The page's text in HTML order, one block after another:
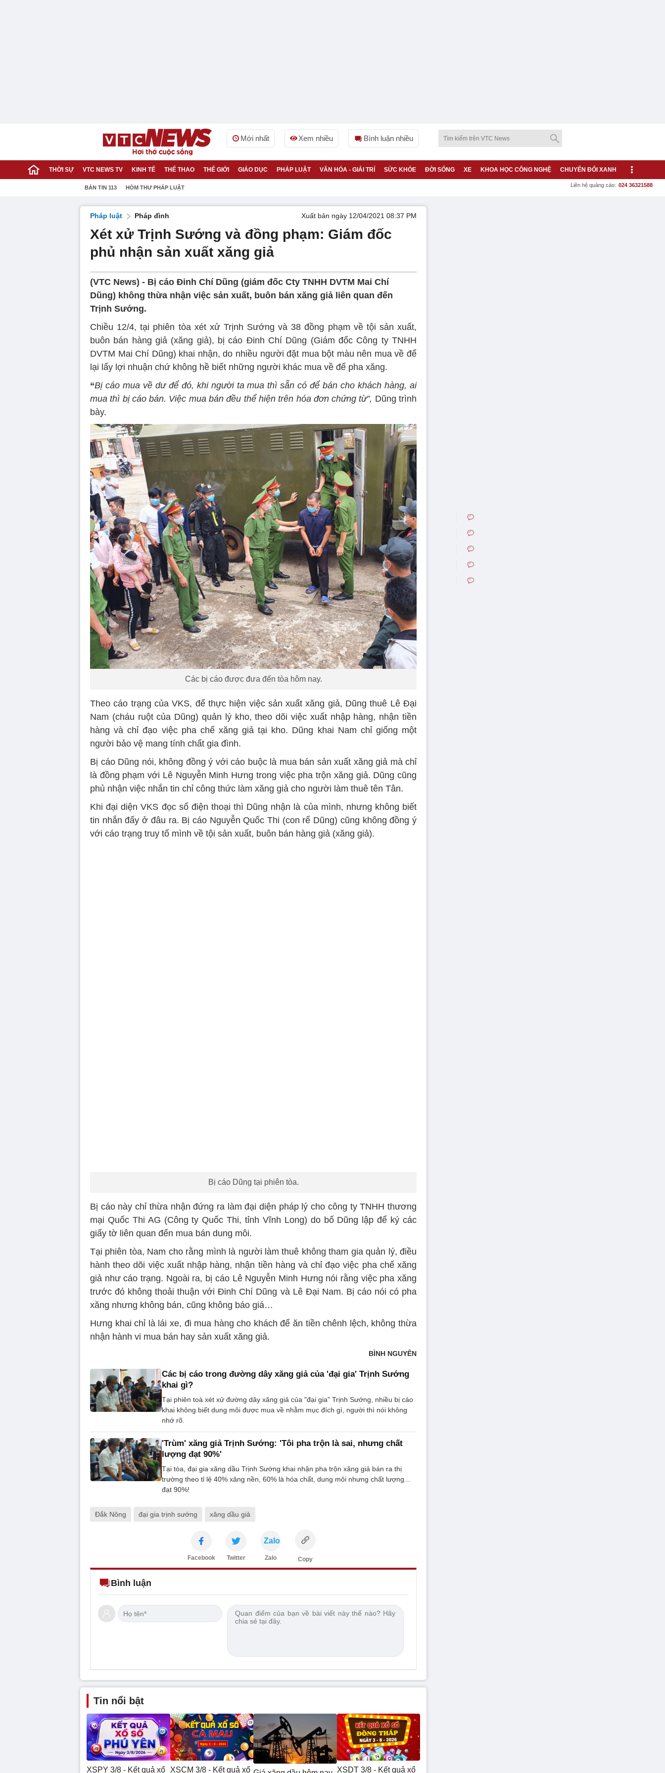
Mới nhất Xem nhiều Bình luận nhiều
THỜI SỰ VTC NEWS TV KINH TẾ THỂ THAO THẾ GIỚI GIÁO DỤC PHÁP LUẬT VĂN HÓA - GIẢI TRÍ SỨC KHỎE ĐỜI SỐNG XE KHOA HỌC CÔNG NGHỆ CHUYỂN ĐỔI XANH
BẢN TIN 113 HÒM THƯ PHÁP LUẬT Liên hệ quảng cáo: 024 36321588
Pháp luật Pháp đình Xuất bản ngày 12/04/2021 08:37 PM
Xét xử Trịnh Sướng và đồng phạm: Giám đốc
phủ nhận sản xuất xăng giả
(VTC News) - Bị cáo Đinh Chí Dũng (giám đốc Cty TNHH DVTM Mai Chí
Dũng) không thừa nhận việc sản xuất, buôn bán xăng giả liên quan đến
Trịnh Sướng.
Chiều 12/4, tại phiên tòa xét xử Trịnh Sướng và 38 đồng phạm về tội sản xuất,
buôn bán hàng giả (xăng giả), bị cáo Đinh Chí Dũng (Giám đốc Công ty TNHH
DVTM Mai Chí Dũng) khai nhận, do nhiều người đặt mua bột màu nên mua về để
lại lấy lợi nhuận chứ không hề biết những người khác mua về để pha xăng.
“Bị cáo mua về dư để đó, khi người ta mua thì sẵn có để bán cho khách hàng, ai
mua thì bị cáo bán. Việc mua bán đều thể hiện trên hóa đơn chứng từ”, Dũng trình
bày.
Các bị cáo được đưa đến tòa hôm nay.
Theo cáo trạng của VKS, để thực hiện việc sản xuất xăng giả, Dũng thuê Lê Đại
Nam (cháu ruột của Dũng) quản lý kho, theo dõi việc xuất nhập hàng, nhận tiền
hàng và chỉ đạo việc pha chế xăng giả tại kho. Dũng khai Nam chỉ giống một
người bảo vệ mang tính chất gia đình.
Bị cáo Dũng nói, không đồng ý với cáo buộc là mua bán sản xuất xăng giả mà chỉ
là đồng phạm với Lê Nguyễn Minh Hưng trong việc pha trộn xăng giả. Dũng cũng
phủ nhận việc nhắn tin chỉ công thức làm xăng giả cho người làm thuê tên Tân.
Khi đại diện VKS đọc số điện thoại thì Dũng nhận là của mình, nhưng không biết
tin nhắn đấy ở đâu ra. Bị cáo Nguyễn Quốc Thi (con rể Dũng) cũng không đồng ý
với cáo trạng truy tố mình về tội sản xuất, buôn bán hàng giả (xăng giả).
Bị cáo Dũng tại phiên tòa.
Bị cáo này chỉ thừa nhận đứng ra làm đại diện pháp lý cho công ty TNHH thương
mại Quốc Thi AG (Công ty Quốc Thi, tỉnh Vĩnh Long) do bố Dũng lập để ký các
giấy tờ liên quan đến mua bán dung môi.
Tại phiên tòa, Nam cho rằng mình là người làm thuê không tham gia quản lý, điều
hành theo dõi việc xuất nhập hàng, nhận tiền hàng và chỉ đạo việc pha chế xăng
giả như cáo trạng. Ngoài ra, bị cáo Lê Nguyễn Minh Hưng nói rằng việc pha xăng
trước đó không thoải thuận với Đinh Chí Dũng và Lê Đại Nam. Bị cáo nói có pha
xăng nhưng không bán, cũng không báo giá…
Hưng khai chỉ là lái xe, đi mua hàng cho khách để ăn tiền chênh lệch, không thừa
nhận hành vi mua bán hay sản xuất xăng giả.
BÌNH NGUYÊN
Các bị cáo trong đường dây xăng giả của 'đại gia' Trịnh Sướng
khai gì?
Tại phiên toà xét xử đường dây xăng giả của "đại gia" Trịnh Sướng, nhiều bị cáo
khai không biết dung môi được mua về nhằm mục đích gì, người thì nói không
nhớ rõ.
'Trùm' xăng giả Trịnh Sướng: 'Tôi pha trộn là sai, nhưng chất
lượng đạt 90%'
Tại tòa, đại gia xăng dầu Trịnh Sướng khai nhận pha trộn xăng giả bán ra thị
trường theo tỉ lệ 40% xăng nền, 60% là hóa chất, dung môi nhưng chất lượng...
đạt 90%!
Đắk Nông đại gia trịnh sướng xăng dầu giả
Facebook Twitter
Zalo
Zalo Copy
Bình luận
Tin nổi bật
XSPY 3/8 - Kết quả xổ XSCM 3/8 - Kết quả xổ XSDT 3/8 - Kết quả xổ